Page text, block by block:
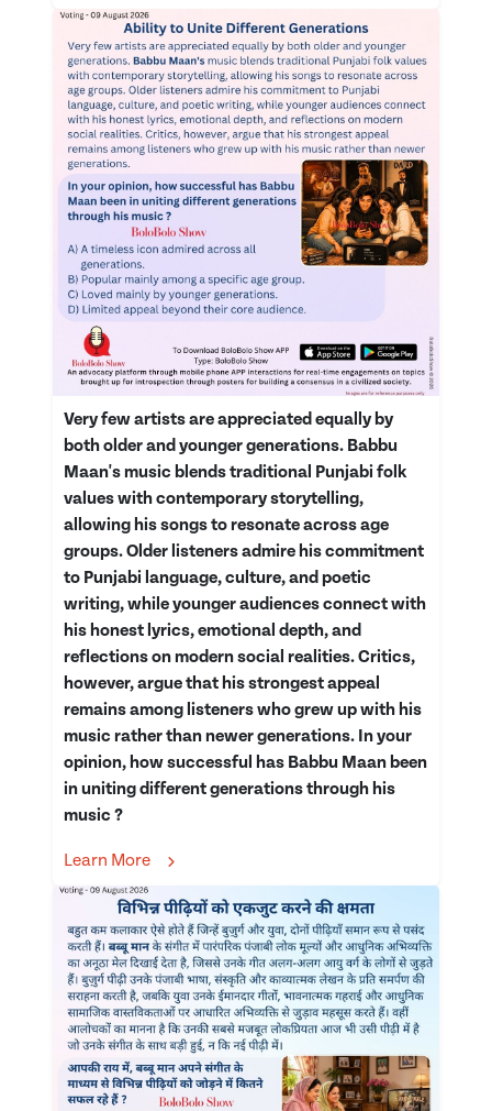
Very few artists are appreciated equally by
both older and younger generations. Babbu
Maan's music blends traditional Punjabi folk
values with contemporary storytelling,
allowing his songs to resonate across age
groups. Older listeners admire his commitment
to Punjabi language, culture, and poetic
writing, while younger audiences connect with
his honest lyrics, emotional depth, and
reflections on modern social realities. Critics,
however, argue that his strongest appeal
remains among listeners who grew up with his
music rather than newer generations. In your
opinion, how successful has Babbu Maan been
in uniting different generations through his
music ?
Learn More